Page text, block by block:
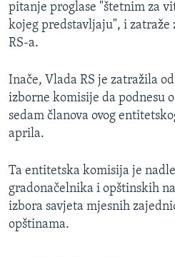
pitanje proglase "štetnim za
kojeg predstavljaju", i zatraže
RS-a.
Inače, Vlada RS je zatražila
izborne komisije da podnesu
sedam članova ovog
aprila.
Ta entitetska komisija je
gradonačelnika i opštinskih
izbora savjeta mjesnih
opštinama.